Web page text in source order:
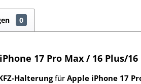
0
17 Pro Max / 16 Plus/16
Halterungfür Apple iPhone 17